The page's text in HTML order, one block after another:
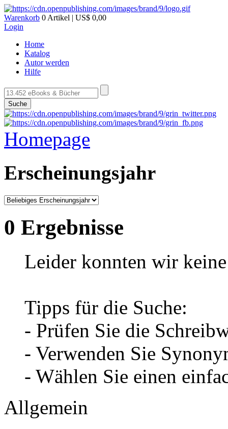
Warenkorb 0 Artikel | US$ 0,00
Login
Home
Katalog
Autor werden
Hilfe
Suche
Homepage
Erscheinungsjahr
0 Ergebnisse
Leider konnten wir
Tipps für die Suche:
- Prüfen Sie die
- Verwenden Sie
- Wählen Sie einen
Allgemein